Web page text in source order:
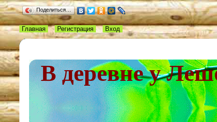
Поделиться…
В деревне у
Главная Регистрация Вход